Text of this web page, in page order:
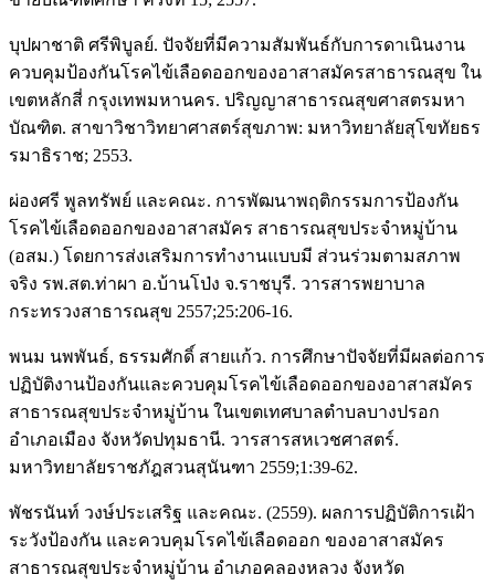
บุปผาชาติ ศรีพิบูลย์. ปัจจัยที่มีความสัมพันธ์กับการดาเนินงาน
ควบคุมป้องกันโรคไข้เลือดออกของอาสาสมัครสาธารณสุข ใน
เขตหลักสี่ กรุงเทพมหานคร. ปริญญาสาธารณสุขศาสตรมหา
บัณฑิต. สาขาวิชาวิทยาศาสตร์สุขภาพ: มหาวิทยาลัยสุโขทัยธร
รมาธิราช; 2553.
ผ่องศรี พูลทรัพย์ และคณะ. การพัฒนาพฤติกรรมการป้องกัน
โรคไข้เลือดออกของอาสาสมัคร สาธารณสุขประจำหมู่บ้าน
(อสม.) โดยการส่งเสริมการทำงานแบบมี ส่วนร่วมตามสภาพ
จริง รพ.สต.ท่าผา อ.บ้านโป่ง จ.ราชบุรี. วารสารพยาบาล
กระทรวงสาธารณสุข 2557;25:206-16.
พนม นพพันธ์, ธรรมศักดิ์ สายแก้ว. การศึกษาปัจจัยที่มีผลต่อการ
ปฏิบัติงานป้องกันและควบคุมโรคไข้เลือดออกของอาสาสมัคร
สาธารณสุขประจำหมู่บ้าน ในเขตเทศบาลตำบลบางปรอก
อำเภอเมือง จังหวัดปทุมธานี. วารสารสหเวชศาสตร์.
มหาวิทยาลัยราชภัฎสวนสุนันฑา 2559;1:39-62.
พัชรนันท์ วงษ์ประเสริฐ และคณะ. (2559). ผลการปฏิบัติการเฝ้า
ระวังป้องกัน และควบคุมโรคไข้เลือดออก ของอาสาสมัคร
สาธารณสุขประจำหมู่บ้าน อำเภอคลองหลวง จังหวัด